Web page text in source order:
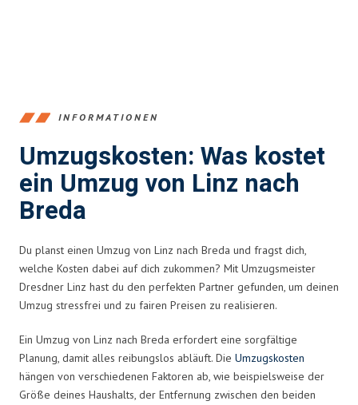
INFORMATIONEN
Umzugskosten: Was kostet
ein Umzug von Linz nach
Breda
Du planst einen Umzug von Linz nach Breda und fragst dich,
welche Kosten dabei auf dich zukommen? Mit Umzugsmeister
Dresdner Linz hast du den perfekten Partner gefunden, um deinen
Umzug stressfrei und zu fairen Preisen zu realisieren.
Ein Umzug von Linz nach Breda erfordert eine sorgfältige
Planung, damit alles reibungslos abläuft. Die Umzugskosten
hängen von verschiedenen Faktoren ab, wie beispielsweise der
Größe deines Haushalts, der Entfernung zwischen den beiden